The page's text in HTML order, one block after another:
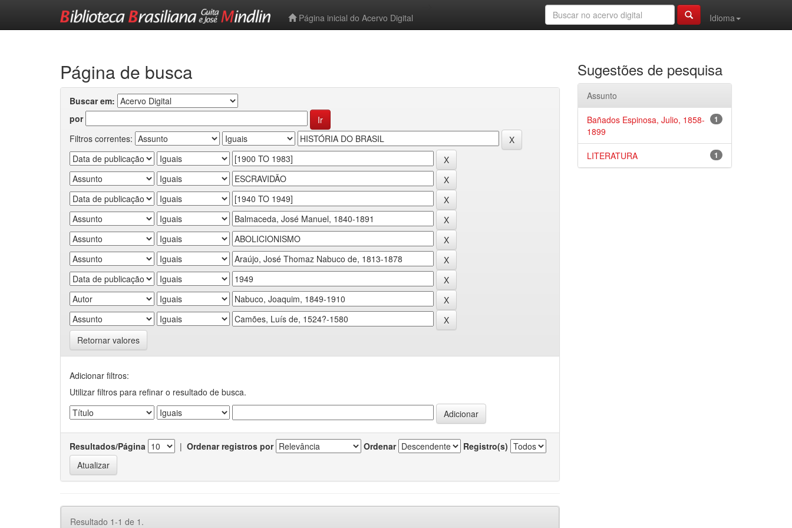
Página inicial do Acervo Digital
Idioma
Página de busca
Buscar em:
por
Filtros correntes:
Retornar valores
Adicionar filtros:
Utilizar filtros para refinar o resultado de busca.
Resultados/Página | Ordenar registros por Ordenar Registro(s)
Resultado 1-1 de 1.
Sugestões de pesquisa
Assunto
1
Bañados Espinosa, Julio, 1858-
1899
1
LITERATURA